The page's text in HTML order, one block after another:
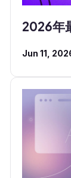
2026年
Jun 11,